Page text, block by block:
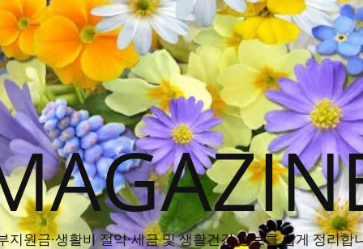
지원금·생활비 절약·세금 및 생활건강 정보를 쉽게 정리합